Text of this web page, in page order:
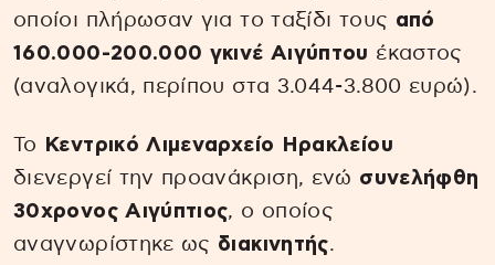
οποίοι πλήρωσαν για το ταξίδι τους από
160.000-200.000 γκινέ Αιγύπτου έκαστος
(αναλογικά, περίπου στα 3.044-3.800 ευρώ).
Το
Κεντρικό Λιμεναρχείο Ηρακλείου
διενεργεί την προανάκριση, ενώ συνελήφθη
30χρονος Αιγύπτιος, ο οποίος
αναγνωρίστηκε ως διακινητής.